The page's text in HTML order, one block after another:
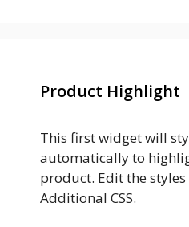
Product Highlight
This first widget will
automatically to
product. Edit the
Additional CSS.